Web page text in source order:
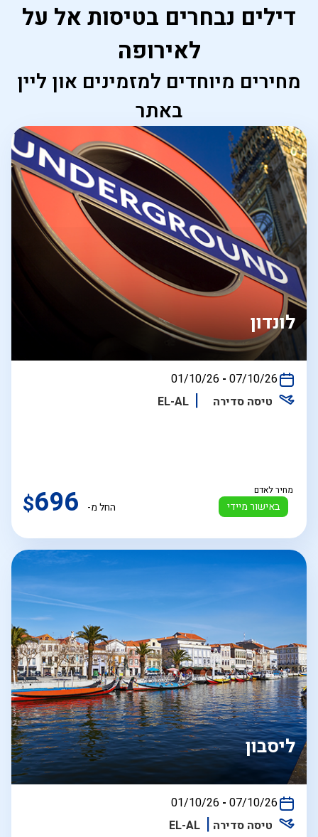
דילים נבחרים בטיסות אל על
לאירופה
מחירים מיוחדים למזמינים און ליין
באתר
לונדון
בין
01/10/26 - 07/10/26
טיסה סדירה
EL-AL
באישור מיידי
מחיר לאדם
החל מ- $696
ליסבון
בין
01/10/26 - 07/10/26
טיסה סדירה
EL-AL